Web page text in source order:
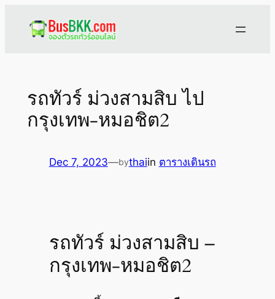
รถทัวร์ ม่วงสามสิบ ไป
กรุงเทพ-หมอชิต2
Dec 7, 2023—bythaiin ตารางเดินรถ
รถทัวร์ ม่วงสามสิบ –
กรุงเทพ-หมอชิต2